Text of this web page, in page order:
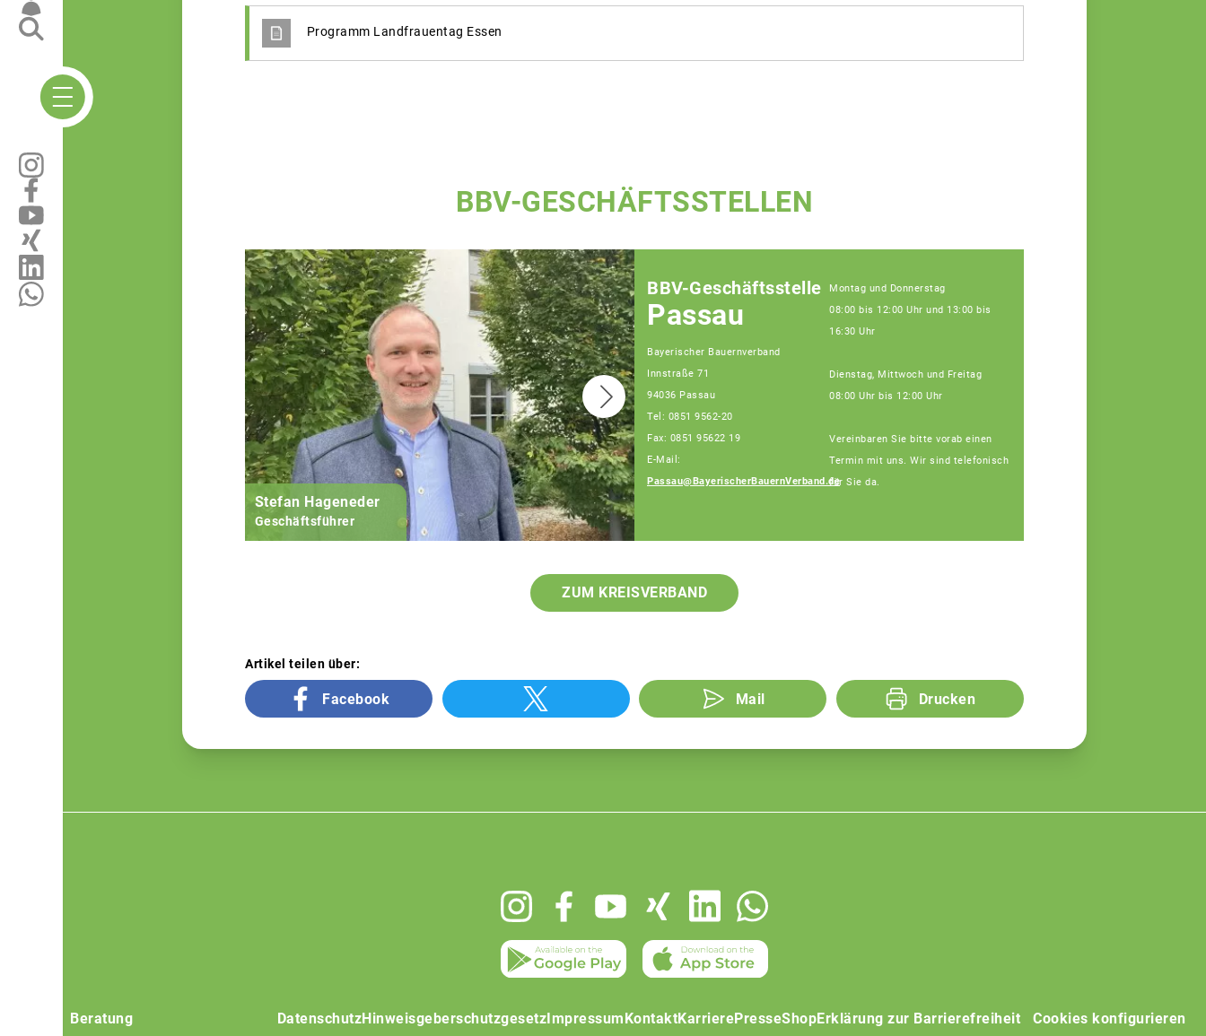
Programm Landfrauentag Essen
BBV-GESCHÄFTSSTELLEN
Stefan Hageneder
Geschäftsführer
BBV-Geschäftsstelle
Passau
Bayerischer Bauernverband
Innstraße 71
94036 Passau
Tel: 0851 9562-20
Fax: 0851 95622 19
E-Mail:
Passau@BayerischerBauernVerband.de
Montag und Donnerstag
08:00 bis 12:00 Uhr und 13:00 bis
16:30 Uhr
Dienstag, Mittwoch und Freitag
08:00 Uhr bis 12:00 Uhr
Vereinbaren Sie bitte vorab einen
Termin mit uns. Wir sind telefonisch
für Sie da.
ZUM KREISVERBAND
Artikel teilen über:
Facebook Mail Drucken
Beratung
DatenschutzHinweisgeberschutzgesetz Impressum KontaktKarrierePresseShopErklärung zur Barrierefreiheit Cookies konfigurieren